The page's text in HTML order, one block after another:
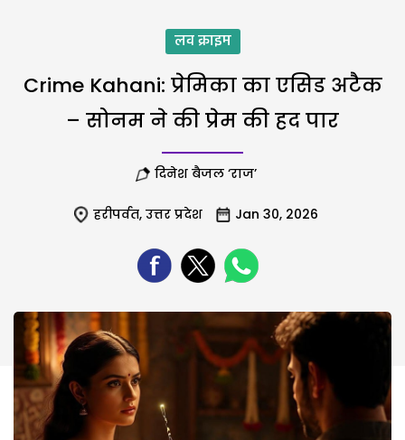
लव क्राइम
Crime Kahani: प्रेमिका का एसिड अटैक
– सोनम ने की प्रेम की हद पार
दिनेश बैजल ‘राज’
हरीपर्वत, उत्तर प्रदेश Jan 30, 2026